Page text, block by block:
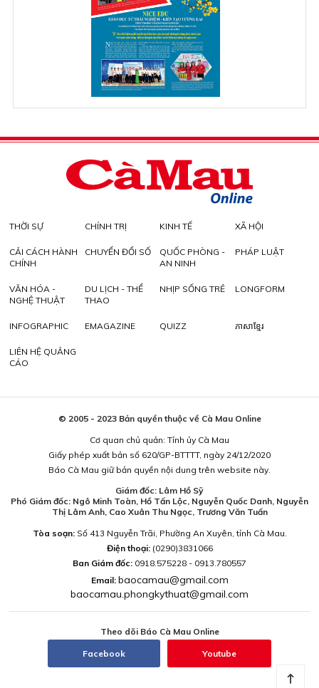
THỜI SỰ CHÍNH TRỊ KINH TẾ XÃ HỘI
CẢI CÁCH HÀNH
CHÍNH
CHUYỂN ĐỔI SỐ
QUỐC PHÒNG -
AN NINH
PHÁP LUẬT
VĂN HÓA -
NGHỆ THUẬT
DU LỊCH - THỂ
THAO
NHỊP SỐNG TRẺ LONGFORM
INFOGRAPHIC EMAGAZINE QUIZZ ភាសាខ្មែរ
LIÊN HỆ QUẢNG
CÁO
© 2005 - 2023 Bản quyền thuộc về Cà Mau Online
Cơ quan chủ quản: Tỉnh ủy Cà Mau
Giấy phép xuất bản số 620/GP-BTTTT, ngày 24/12/2020
Báo Cà Mau giữ bản quyền nội dung trên website này.
Giám đốc: Lâm Hồ Sỹ
Phó Giám đốc: Ngô Minh Toàn, Hồ Tấn Lộc, Nguyễn Quốc Danh, Nguyễn
Thị Lâm Anh, Cao Xuân Thu Ngọc, Trương Văn Tuấn
Tòa soạn:Số 413 Nguyễn Trãi, Phường An Xuyên, tỉnh Cà Mau.
Điện thoại: (0290)3831066
Ban Giám đốc: 0918.575228 - 0913.780557
Email: baocamau@gmail.com
baocamau.phongkythuat@gmail.com
Theo dõi Báo Cà Mau Online
Facebook Youtube